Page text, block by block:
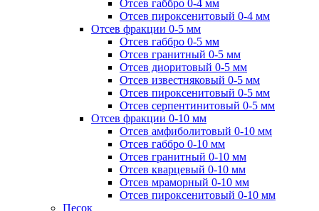
Отсев габбро 0-4 мм
Отсев пироксенитовый 0-4 мм
Отсев фракции 0-5 мм
Отсев габбро 0-5 мм
Отсев гранитный 0-5 мм
Отсев диоритовый 0-5 мм
Отсев известняковый 0-5 мм
Отсев пироксенитовый 0-5 мм
Отсев серпентинитовый 0-5 мм
Отсев фракции 0-10 мм
Отсев амфиболитовый 0-10 мм
Отсев габбро 0-10 мм
Отсев гранитный 0-10 мм
Отсев кварцевый 0-10 мм
Отсев мраморный 0-10 мм
Отсев пироксенитовый 0-10 мм
Песок